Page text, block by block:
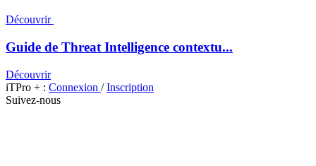
Découvrir
Guide de Threat Intelligence contextu...
Découvrir
iTPro + : Connexion /Inscription
Suivez-nous